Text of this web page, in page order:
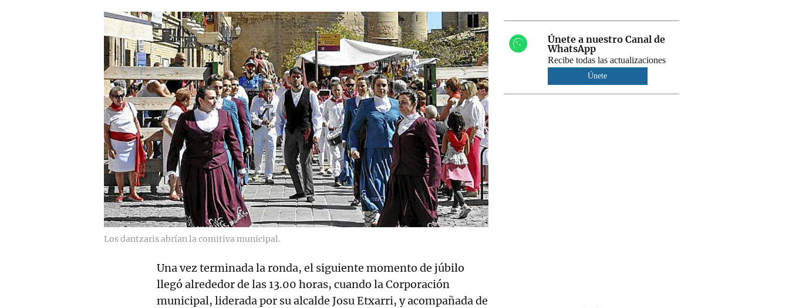
Los dantzaris abrían la comitiva municipal.
Una vez terminada la ronda, el siguiente momento de júbilo
llegó alrededor de las 13.00 horas, cuando la Corporación
municipal, liderada por su alcalde Josu Etxarri, y acompañada de
Únete a nuestro Canal de
WhatsApp
Recibe todas las actualizaciones
Únete